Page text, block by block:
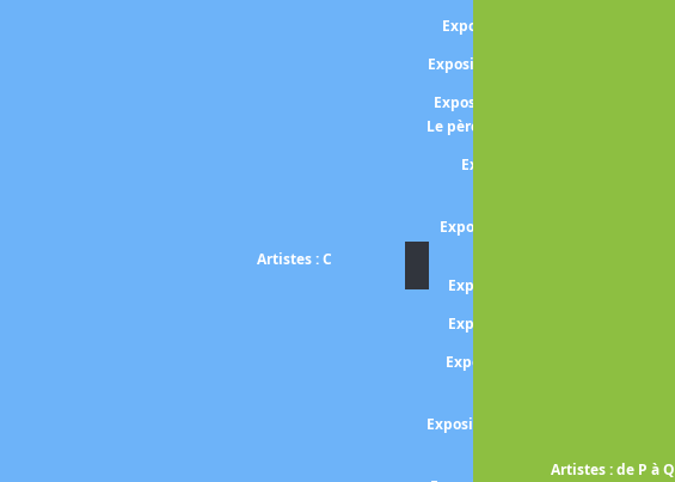
Exposition Rosa BONHEUR
Exposition BOTTICELLI Sandro
Exposition Eugéne BOUDIN -
Le père de l'impressionnisme -
Exposition Contantin
Exposition BUFFET Bernard
Artistes : C
Exposition Miriam CAHN
Exposition CAILLEBOTTE
Exposition Julia Margaret
Exposition CARAVAGE à Rome -
Artistes : de P à Q